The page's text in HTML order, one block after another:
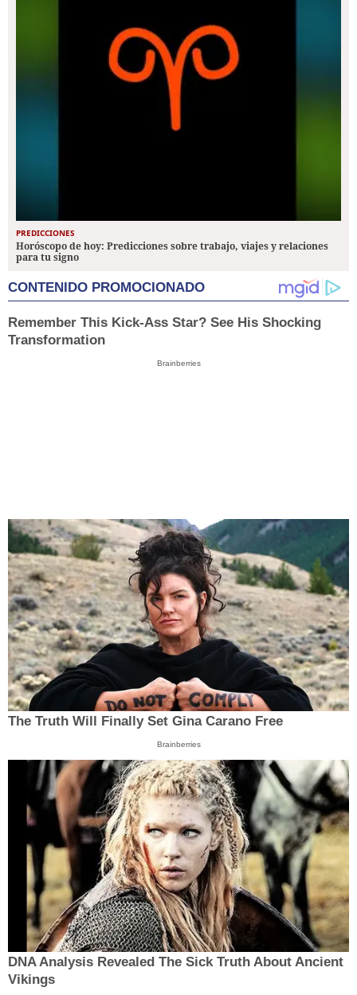
PREDICCIONES
Horóscopo de hoy: Predicciones sobre trabajo, viajes y relaciones
para tu signo
CONTENIDO PROMOCIONADO
Remember This Kick-Ass Star? See His Shocking
Transformation
Brainberries
The Truth Will Finally Set Gina Carano Free
Brainberries
DNA Analysis Revealed The Sick Truth About Ancient
Vikings